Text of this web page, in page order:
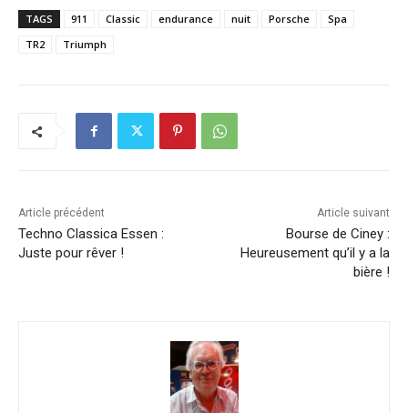
TAGS 911 Classic endurance nuit Porsche
Spa
TR2
Triumph
Article précédent
Techno Classica Essen :
Juste pour rêver !
Article suivant
Bourse de Ciney :
Heureusement qu’il y a la
bière !